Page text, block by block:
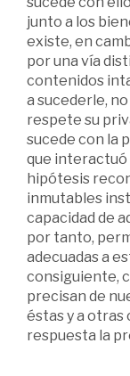
junto a los
existe, en
por una vía
contenidos
a sucederle,
respete su
sucede con la
que interactuó
hipótesis
inmutables
capacidad de
por tanto,
adecuadas a
consiguiente,
precisan de
éstas y a
respuesta la